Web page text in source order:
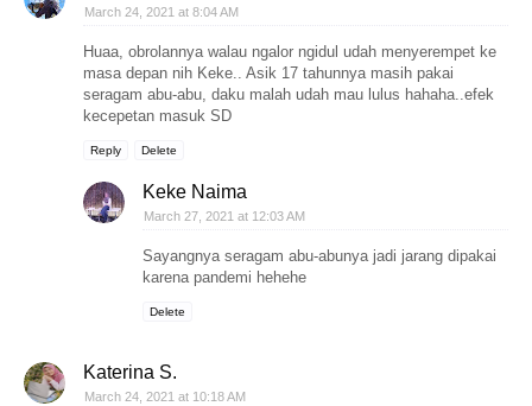
March 24, 2021 at 8:04 AM
Huaa, obrolannya walau ngalor ngidul udah menyerempet ke
masa depan nih Keke.. Asik 17 tahunnya masih pakai
seragam abu-abu, daku malah udah mau lulus hahaha..efek
kecepetan masuk SD
Reply Delete
Keke Naima
March 27, 2021 at 12:03 AM
Sayangnya seragam abu-abunya jadi jarang dipakai
karena pandemi hehehe
Delete
Katerina S.
March 24, 2021 at 10:18 AM